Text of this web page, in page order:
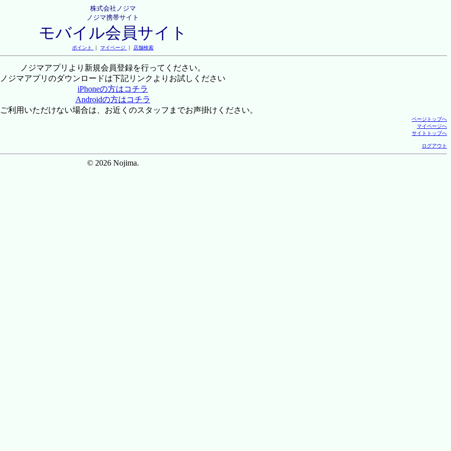
株式会社ノジマ
ノジマ携帯サイト
モバイル会員サイト
ポイント ｜ マイページ ｜ 店舗検索
ノジマアプリより新規会員登録を行ってください。
ノジマアプリのダウンロードは下記リンクよりお試しください
iPhoneの方はコチラ
Androidの方はコチラ
利用いただけない場合は、お近くのスタッフまでお声掛けください。
ページトップへ
マイページへ
サイトトップへ
ログアウト
© 2026 Nojima.